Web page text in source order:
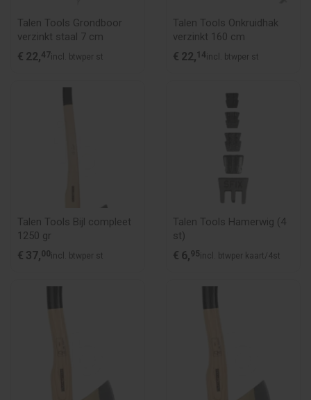
Talen Tools Grondboor
verzinkt staal 7 cm
€ 22,47incl. btwper st
Talen Tools Onkruidhak
verzinkt 160 cm
€ 22,14 incl. btwper st
Talen Tools Bijl compleet
1250 gr
€ 37,00 incl. btwper st
Talen Tools Hamerwig (4
st)
€ 6,95incl. btwper kaart/4st